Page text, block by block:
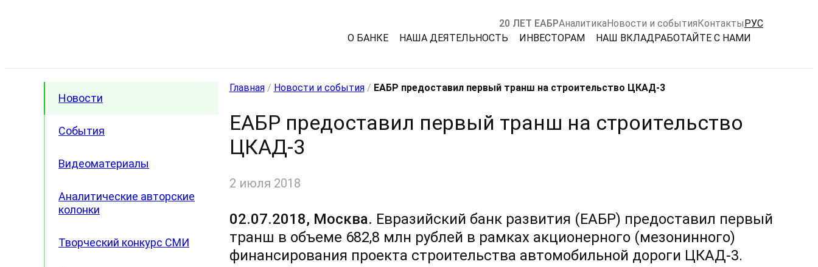
20 ЛЕТ ЕАБРАналитикаНовости и событияКонтактыРУС
О БАНКЕ
НАША ДЕЯТЕЛЬНОСТЬ ИНВЕСТОРАМ НАШ ВКЛАДРАБОТАЙТЕ С НАМИ
Новости
События
Видеоматериалы
Аналитические авторские
колонки
Творческий конкурс СМИ
Главная/ Новости и события/ ЕАБР предоставил первый транш на строительство ЦКАД-3
ЕАБР предоставил первый транш на строительство
ЦКАД-3
2 июля 2018
02.07.2018, Москва. Евразийский банк развития (ЕАБР) предоставил первый
транш в объеме 682,8 млн рублей в рамках акционерного (мезонинного)
финансирования проекта строительства автомобильной дороги ЦКАД-3.